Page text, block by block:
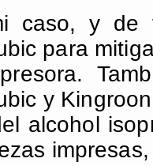
caso, y de
para
y
alcohol